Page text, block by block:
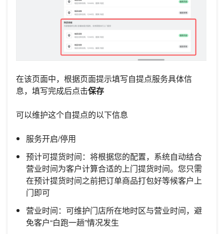
在该页面中，根据页面提示填写自提点服务具体信
息，填写完成后点击保存
可以维护这个自提点的以下信息
服务开启/停用
预计可提货时间：将根据您的配置，系统自动结合
营业时间为客户计算合适的上门提货时间。您只需
在预计提货时间之前把订单商品打包好等候客户上
门即可
营业时间：可维护门店所在地时区与营业时间，避
免客户“白跑一趟”情况发生